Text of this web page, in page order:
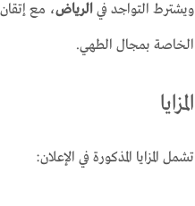
ويشترط التواجد في الرياض، مع
الخاصة بمجال الطهي.
المزايا
تشمل المزايا المذكورة في الإعلان: